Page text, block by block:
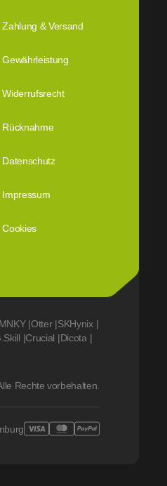
Zahlung & Versand
Gewährleistung
Widerrufsrecht
Rücknahme
Datenschutz
Impressum
Cookies
|Otter |SKHynix |
|Crucial |Dicota |
Rechte vorbehalten.